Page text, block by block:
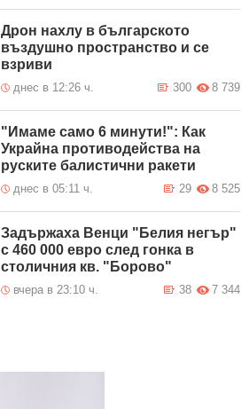
Дрон нахлу в българското
въздушно пространство и се
взриви
днес в 12:26 ч. 8 739
300
"Имаме само 6 минути!": Как
Украйна противодейства на
руските балистични ракети
днес в 05:11 ч. 8 525
29
Задържаха Венци "Белия негър"
с 460 000 евро след гонка в
столичния кв. "Борово"
вчера в 23:10 ч. 7 344
38